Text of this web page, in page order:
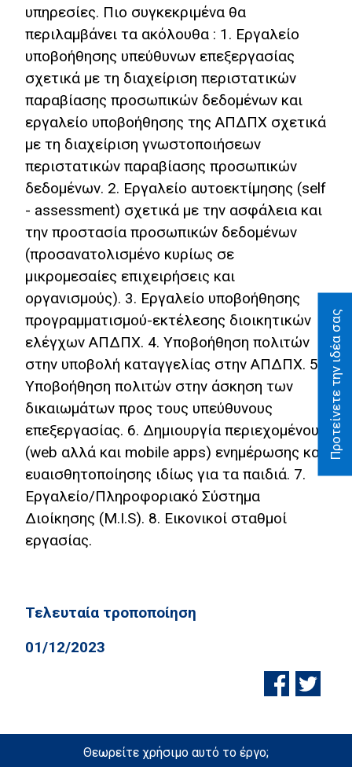
Προτείνετε την ιδέα σας
English
υπηρεσίες. Πιο συγκεκριμένα θα
περιλαμβάνει τα ακόλουθα : 1. Εργαλείο
υποβοήθησης υπεύθυνων επεξεργασίας
σχετικά με τη διαχείριση περιστατικών
παραβίασης προσωπικών δεδομένων και
εργαλείο υποβοήθησης της ΑΠΔΠΧ σχετικά
με τη διαχείριση γνωστοποιήσεων
περιστατικών παραβίασης προσωπικών
δεδομένων. 2. Εργαλείο αυτοεκτίμησης (self
- assessment) σχετικά με την ασφάλεια και
την προστασία προσωπικών δεδομένων
(προσανατολισμένο κυρίως σε
μικρομεσαίες επιχειρήσεις και
οργανισμούς). 3. Εργαλείο υποβοήθησης
προγραμματισμού-εκτέλεσης διοικητικών
ελέγχων ΑΠΔΠΧ. 4. Υποβοήθηση πολιτών
στην υποβολή καταγγελίας στην ΑΠΔΠΧ. 5.
Υποβοήθηση πολιτών στην άσκηση των
δικαιωμάτων προς τους υπεύθυνους
επεξεργασίας. 6. Δημιουργία περιεχομένου
(web αλλά και mobile apps) ενημέρωσης και
ευαισθητοποίησης ιδίως για τα παιδιά. 7.
Εργαλείο/Πληροφοριακό Σύστημα
Διοίκησης (M.I.S). 8. Εικονικοί σταθμοί
εργασίας.
Τελευταία τροποποίηση
01/12/2023
Θεωρείτε χρήσιμο αυτό το έργο;